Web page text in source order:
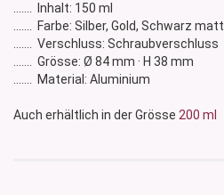
....... Inhalt: 150 ml
....... Farbe: Silber, Gold, Schwarz matt
....... Verschluss: Schraubverschluss
....... Grösse: Ø 84 mm · H 38 mm
....... Material: Aluminium
Auch erhältlich in der Grösse 200 ml